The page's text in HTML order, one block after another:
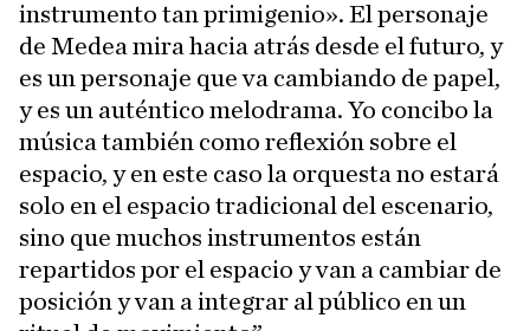
instrumento tan primigenio». El personaje
de Medea mira hacia atrás desde el futuro, y
es un personaje que va cambiando de papel,
y es un auténtico melodrama. Yo concibo la
música también como reflexión sobre el
espacio, y en este caso la orquesta no estará
solo en el espacio tradicional del escenario,
sino que muchos instrumentos están
repartidos por el espacio y van a cambiar de
posición y van a integrar al público en un